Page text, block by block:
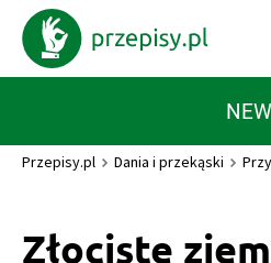
Przepisy.pl Dania i przekąski
Złociste